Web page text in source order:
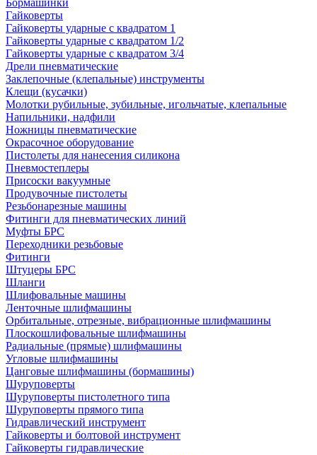
Бормашинки
Гайковерты
Гайковерты ударные с квадратом 1
Гайковерты ударные с квадратом 1/2
Гайковерты ударные с квадратом 3/4
Дрели пневматические
Заклепочные (клепальные) инструменты
Клещи (кусачки)
Молотки рубильные, зубильные, игольчатые, клепальные
Напильники, надфили
Ножницы пневматические
Окрасочное оборудование
Пистолеты для нанесения силикона
Пневмостеплеры
Присоски вакуумные
Продувочные пистолеты
Резьбонарезные машины
Фитинги для пневматических линий
Муфты БРС
Переходники резьбовые
Фитинги
Штуцеры БРС
Шланги
Шлифовальные машины
Ленточные шлифмашины
Орбитальные, отрезные, вибрационные шлифмашины
Плоскошлифовальные шлифмашины
Радиальные (прямые) шлифмашины
Угловые шлифмашины
Цанговые шлифмашины (бормашины)
Шуруповерты
Шуруповерты пистолетного типа
Шуруповерты прямого типа
Гидравлический инструмент
Гайковерты и болтовой инструмент
Гайковерты гидравлические